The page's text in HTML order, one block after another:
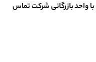
واحد بازرگانی شرکت تماس